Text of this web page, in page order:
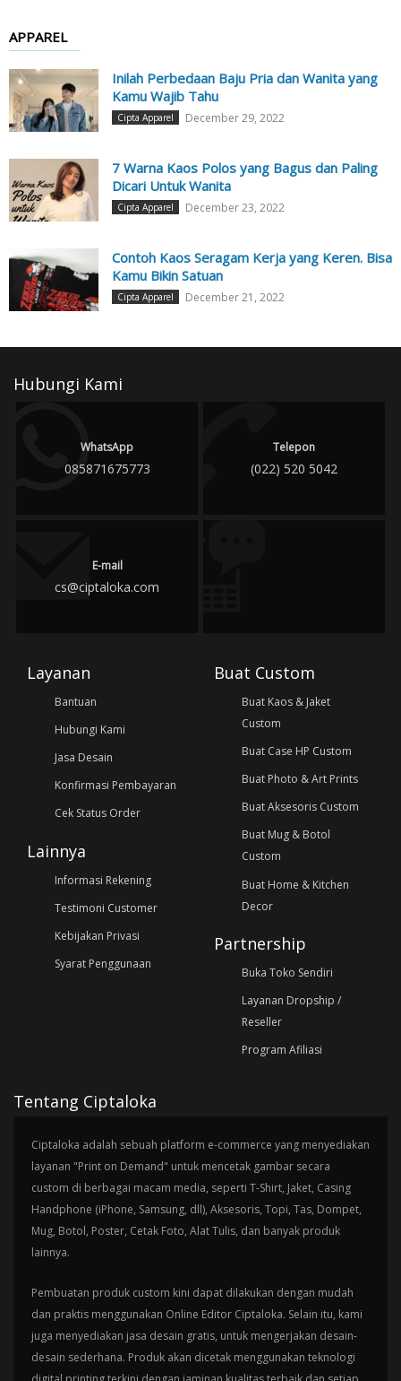
APPAREL
Inilah Perbedaan Baju Pria dan Wanita yang
Kamu Wajib Tahu
Cipta Apparel December 29, 2022
7 Warna Kaos Polos yang Bagus dan Paling
Dicari Untuk Wanita
Cipta Apparel December 23, 2022
Contoh Kaos Seragam Kerja yang Keren. Bisa
Kamu Bikin Satuan
Cipta Apparel December 21, 2022
Hubungi Kami
WhatsApp
085871675773
Telepon
(022) 520 5042
E-mail
cs@ciptaloka.com
Layanan
Bantuan
Hubungi Kami
Jasa Desain
Konfirmasi Pembayaran
Cek Status Order
Lainnya
Informasi Rekening
Testimoni Customer
Kebijakan Privasi
Syarat Penggunaan
Buat Custom
Buat Kaos & Jaket
Custom
Buat Case HP Custom
Buat Photo & Art Prints
Buat Aksesoris Custom
Buat Mug & Botol
Custom
Buat Home & Kitchen
Decor
Partnership
Buka Toko Sendiri
Layanan Dropship /
Reseller
Program Afiliasi
Tentang Ciptaloka
Ciptaloka adalah sebuah platform e-commerce yang menyediakan
layanan "Print on Demand" untuk mencetak gambar secara
custom di berbagai macam media, seperti T-Shirt, Jaket, Casing
Handphone (iPhone, Samsung, dll), Aksesoris, Topi, Tas, Dompet,
Mug, Botol, Poster, Cetak Foto, Alat Tulis, dan banyak produk
lainnya.
Pembuatan produk custom kini dapat dilakukan dengan mudah
dan praktis menggunakan Online Editor Ciptaloka. Selain itu, kami
juga menyediakan jasa desain gratis, untuk mengerjakan desain-
desain sederhana. Produk akan dicetak menggunakan teknologi